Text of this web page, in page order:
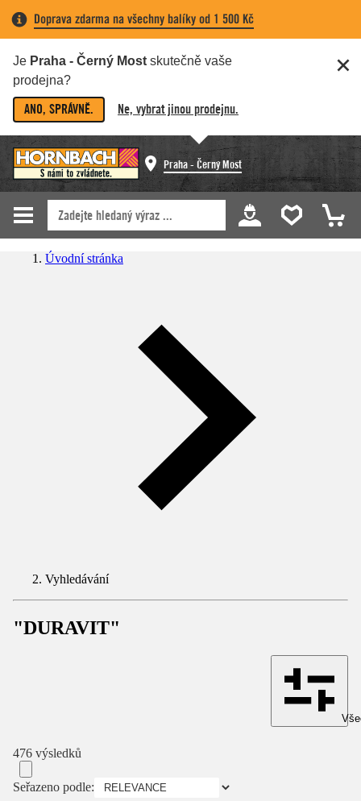
Doprava zdarma na všechny balíky od 1 500 Kč
Je Praha - Černý Most skutečně vaše
prodejna?
ANO, SPRÁVNĚ. Ne, vybrat jinou prodejnu.
Praha - Černý Most
Úvodní stránka
Vyhledávání
"DURAVIT"
476 výsledků
Seřazeno podle: